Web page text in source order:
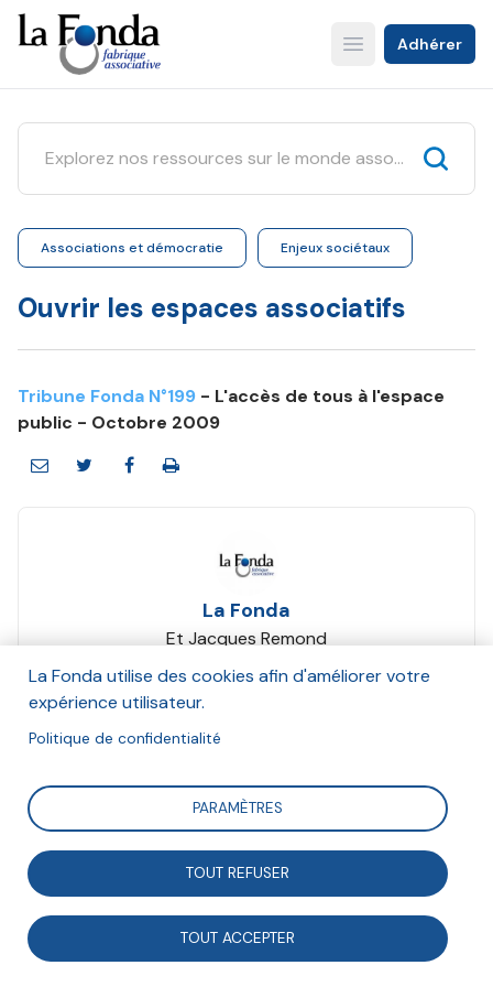
Aller
au
contenu
principal
Open main menu
Adhérer
Associations et démocratie Enjeux sociétaux
Ouvrir les espaces associatifs
Tribune Fonda N°199 - L'accès de tous à l'espace
public - Octobre 2009
La Fonda
Et Jacques Remond
Octobre 2009
Éditorial de la Tribune Fonda n°199
La Fonda utilise des cookies afin d'améliorer votre
expérience utilisateur.
Politique de confidentialité
PARAMÈTRES
TOUT REFUSER
TOUT ACCEPTER